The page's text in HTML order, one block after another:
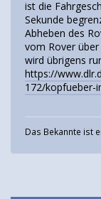
ist die
Sekunde
Abheben des
vom Rover
wird übrigens
https://
172/kopfueber-
Das Bekannte ist